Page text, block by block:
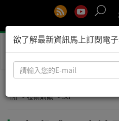
> 技術前瞻 > 5G
欲了解最新資訊馬上訂閱電
請
輸
您